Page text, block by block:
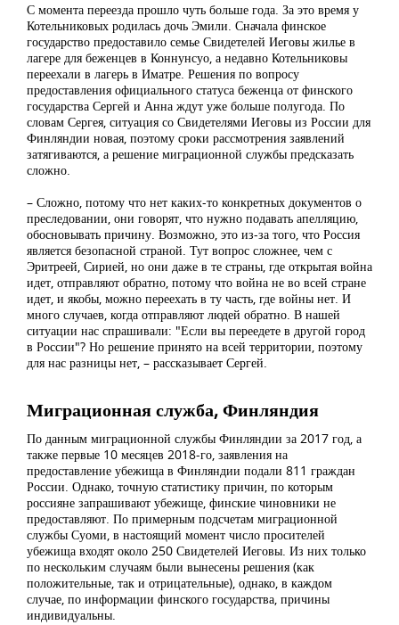
С момента переезда прошло чуть больше года. За это время у
Котельниковых родилась дочь Эмили. Сначала финское
государство предоставило семье Свидетелей Иеговы жилье в
лагере для беженцев в Коннунсуо, а недавно Котельниковы
переехали в лагерь в Иматре. Решения по вопросу
предоставления официального статуса беженца от финского
государства Сергей и Анна ждут уже больше полугода. По
словам Сергея, ситуация со Свидетелями Иеговы из России для
Финляндии новая, поэтому сроки рассмотрения заявлений
затягиваются, а решение миграционной службы предсказать
сложно.
– Сложно, потому что нет каких-то конкретных документов о
преследовании, они говорят, что нужно подавать апелляцию,
обосновывать причину. Возможно, это из-за того, что Россия
является безопасной страной. Тут вопрос сложнее, чем с
Эритреей, Сирией, но они даже в те страны, где открытая война
идет, отправляют обратно, потому что война не во всей стране
идет, и якобы, можно переехать в ту часть, где войны нет. И
много случаев, когда отправляют людей обратно. В нашей
ситуации нас спрашивали: "Если вы переедете в другой город
в России"? Но решение принято на всей территории, поэтому
для нас разницы нет, – рассказывает Сергей.
Миграционная служба, Финляндия
По данным миграционной службы Финляндии за 2017 год, а
также первые 10 месяцев 2018-го, заявления на
предоставление убежища в Финляндии подали 811 граждан
России. Однако, точную статистику причин, по которым
россияне запрашивают убежище, финские чиновники не
предоставляют. По примерным подсчетам миграционной
службы Суоми, в настоящий момент число просителей
убежища входят около 250 Свидетелей Иеговы. Из них только
по нескольким случаям были вынесены решения (как
положительные, так и отрицательные), однако, в каждом
случае, по информации финского государства, причины
индивидуальны.